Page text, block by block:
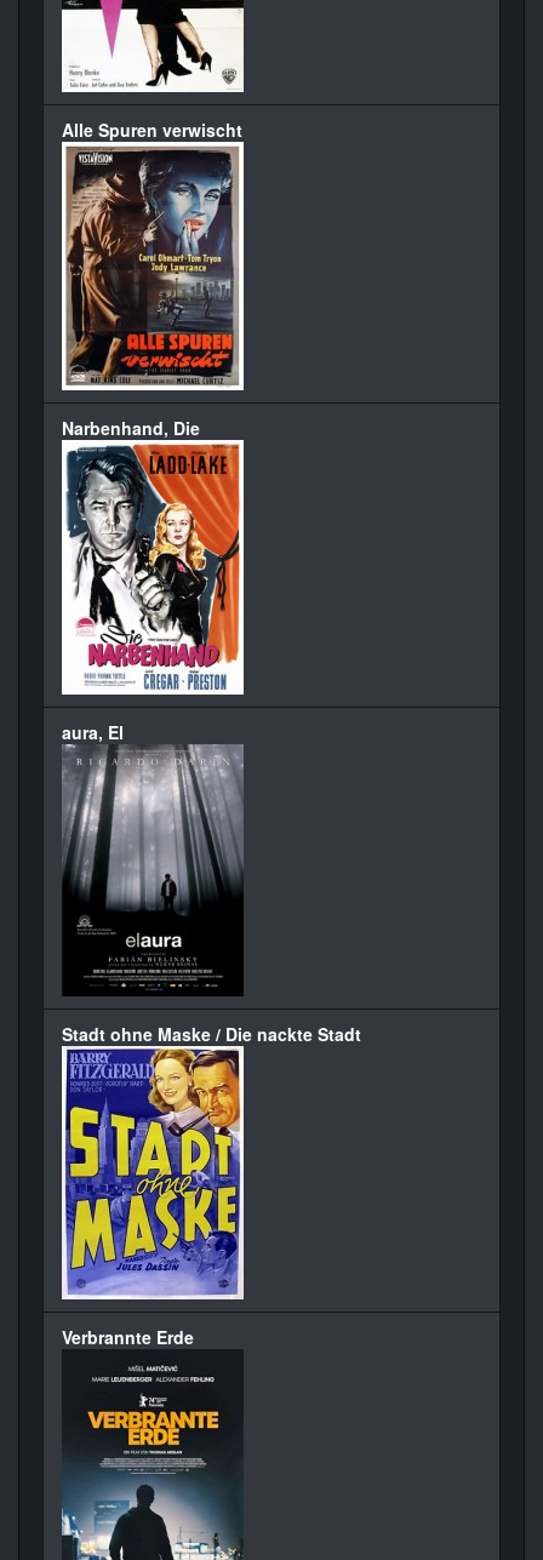
Alle Spuren verwischt
Narbenhand, Die
aura, El
Stadt ohne Maske / Die nackte Stadt
Verbrannte Erde